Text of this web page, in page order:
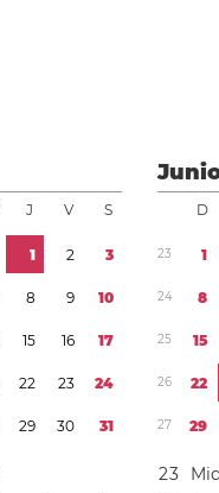
J V S
1 2 3
8 9 10
15 16 17
22 23 24
29 30 31
D
23 1
24 8
25 15
26 22
27 29
23